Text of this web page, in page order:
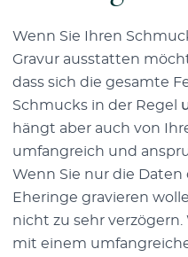
Wenn Sie Ihren
Gravur ausstatten
dass sich die gesamte
Schmucks in der Regel
hängt aber auch von
umfangreich und
Wenn Sie nur die Daten
Eheringe gravieren
nicht zu sehr
mit einem